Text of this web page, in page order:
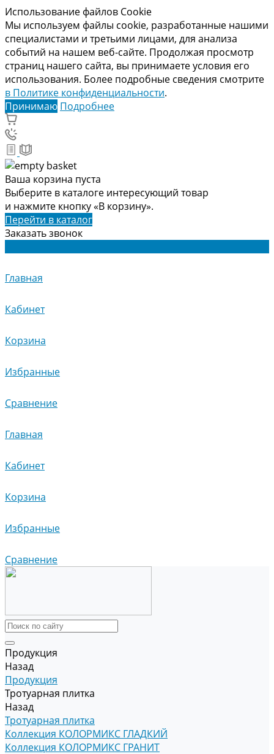
Использование файлов Cookie
Мы используем файлы cookie, разработанные нашими
специалистами и третьими лицами, для анализа
событий на нашем веб-сайте. Продолжая просмотр
страниц нашего сайта, вы принимаете условия его
использования. Более подробные сведения смотрите
в Политике конфиденциальности.
Принимаю Подробнее
Ваша корзина пуста
Выберите в каталоге интересующий товар
и нажмите кнопку «В корзину».
Перейти в каталог
Заказать звонок
Главная
Кабинет
Корзина
Избранные
Сравнение
Главная
Кабинет
Корзина
Избранные
Сравнение
Продукция
Назад
Продукция
Тротуарная плитка
Назад
Тротуарная плитка
Коллекция КОЛОРМИКС ГЛАДКИЙ
Коллекция КОЛОРМИКС ГРАНИТ